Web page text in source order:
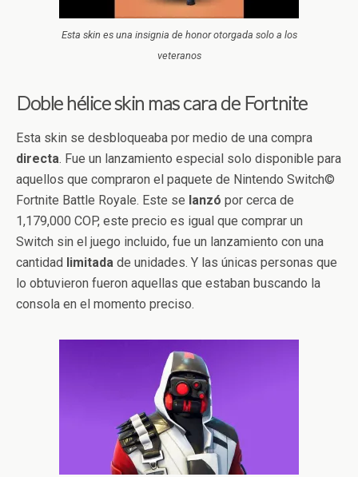
Esta skin es una insignia de honor otorgada solo a los
veteranos
Doble hélice skin mas cara de Fortnite
Esta skin se desbloqueaba por medio de una compra
directa. Fue un lanzamiento especial solo disponible para
aquellos que compraron el paquete de Nintendo Switch©
Fortnite Battle Royale. Este se lanzó por cerca de
1,179,000 COP, este precio es igual que comprar un
Switch sin el juego incluido, fue un lanzamiento con una
cantidad limitada de unidades. Y las únicas personas que
lo obtuvieron fueron aquellas que estaban buscando la
consola en el momento preciso.